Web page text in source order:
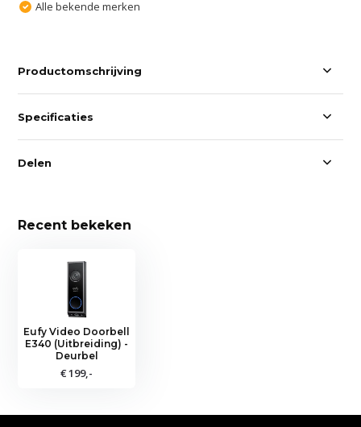
Alle bekende merken
Productomschrijving
Specificaties
Delen
Recent bekeken
Eufy Video Doorbell
E340 (Uitbreiding) -
Deurbel
€ 199,-